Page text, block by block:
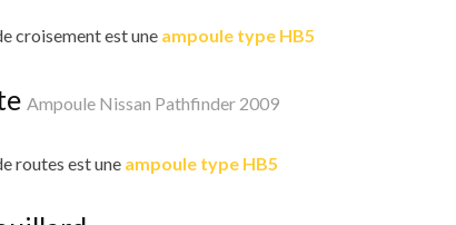
croisement est une ampoule type HB5
Ampoule Nissan Pathfinder 2009
routes est une ampoule type HB5